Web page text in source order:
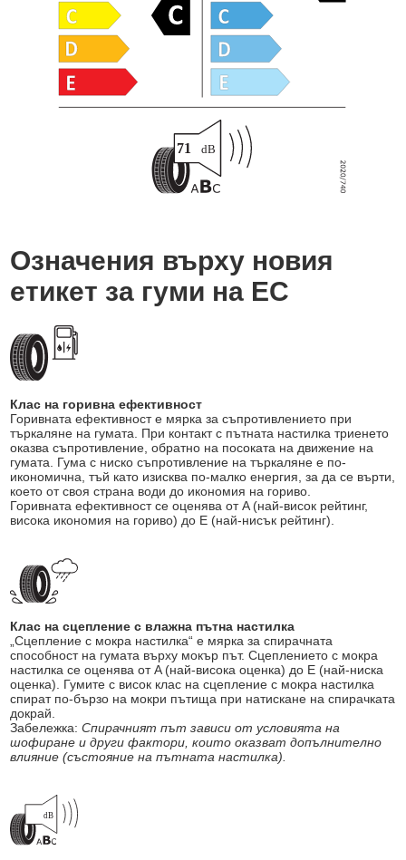
Означения върху новия
етикет за гуми на ЕС
Клас на горивна ефективност
Горивната ефективност е мярка за съпротивлението при
търкаляне на гумата. При контакт с пътната настилка триенето
оказва съпротивление, обратно на посоката на движение на
гумата. Гума с ниско съпротивление на търкаляне е по-
икономична, тъй като изисква по-малко енергия, за да се върти,
което от своя страна води до икономия на гориво.
Горивната ефективност се оценява от A (най-висок рейтинг,
висока икономия на гориво) до E (най-нисък рейтинг).
Клас на сцепление с влажна пътна настилка
„Сцепление с мокра настилка“ е мярка за спирачната
способност на гумата върху мокър път. Сцеплението с мокра
настилка се оценява от A (най-висока оценка) до E (най-ниска
оценка). Гумите с висок клас на сцепление с мокра настилка
спират по-бързо на мокри пътища при натискане на спирачката
докрай.
Забележка:Спирачният път зависи от условията на
шофиране и други фактори, които оказват допълнително
влияние (състояние на пътната настилка).